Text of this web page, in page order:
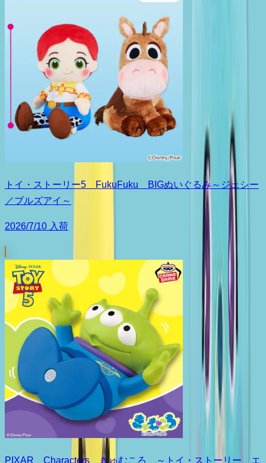
トイ・ストーリー5 FukuFuku BIGぬいぐるみ～ジェシー
／ブルズアイ～
2026/7/10 入荷
PIXAR Characters きゅむころ ～トイ・ストーリー エ